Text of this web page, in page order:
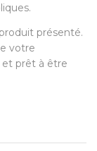
présenté.
votre
prêt à être